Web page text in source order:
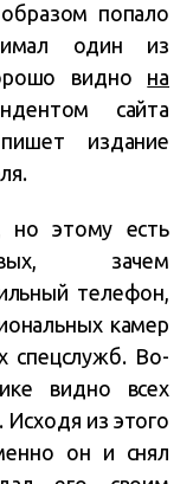
попало
один из
видно на
сайта
издание
этому есть
зачем
телефон,
камер
спецслужб. Во-
видно всех
Исходя из этого
он и снял